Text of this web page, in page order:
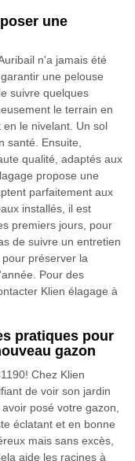
une
n'a jamais été
une pelouse
suivre quelques
le terrain en
le nivelant. Un sol
santé. Ensuite,
qualité, adaptés aux
propose une
parfaitement aux
installés, il est
premiers jours, pour
de suivre un entretien
préserver la
Pour des
Klien élagage à
pratiques pour
gazon
Chez Klien
de voir son jardin
posé votre gazon,
éclatant et en bonne
mais sans excès,
aide les racines à